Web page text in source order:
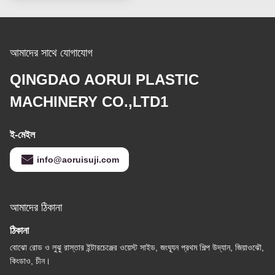
আমাদের সাথে যোগাযোগ
QINGDAO AORUI PLASTIC
MACHINERY CO.,LTD1
ই-মেইল
info@aoruisuji.com
আমাদের ঠিকানা
ঠিকানা
বোঝো রোড ও লুঝু রাস্তার ইন্টারচেঞ্জের ওয়েস্ট সাইড, জংঘ্যূন প্রথম শিল্প উদ্যান, জিয়াওঝৌ,
কিংডাও, চীন।